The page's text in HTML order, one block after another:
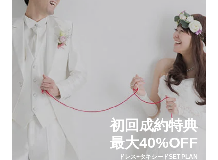
初回成約特典
最大40%OFF
ドレス+タキシードSET PLAN